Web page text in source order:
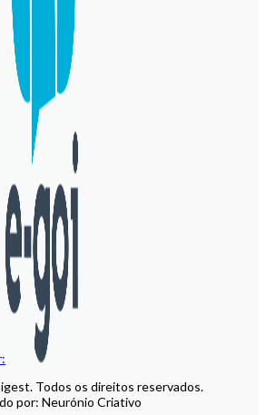
Todos os direitos reservados.
por: Neurónio Criativo